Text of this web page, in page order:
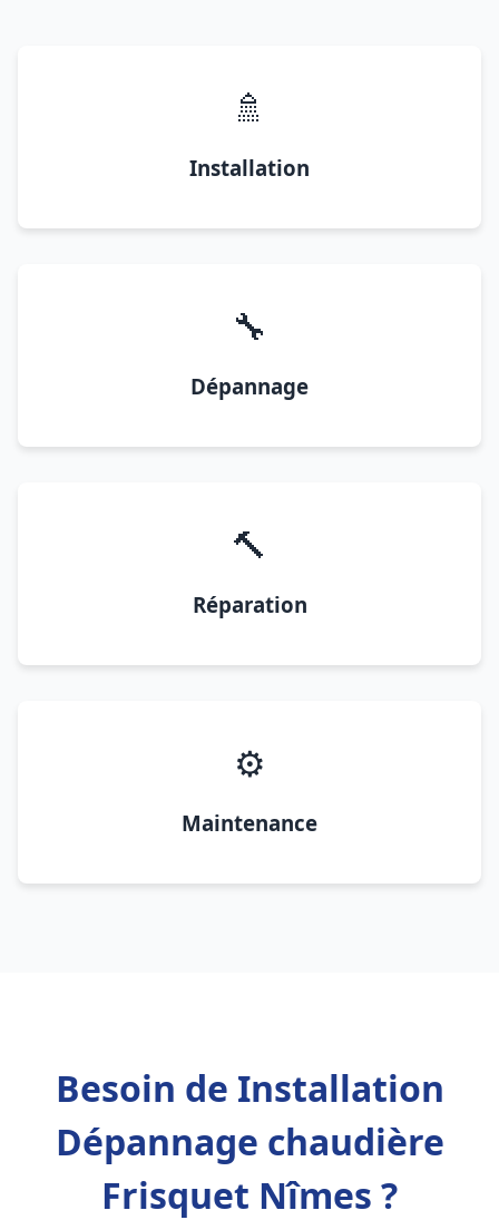
🚿
Installation
🔧
Dépannage
🔨
Réparation
⚙️
Maintenance
Besoin de Installation
Dépannage chaudière
Frisquet Nîmes ?